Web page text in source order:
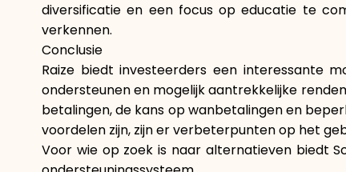
diversificatie en een focus op educatie te
verkennen.
Conclusie
Raize biedt investeerders een interessante
ondersteunen en mogelijk aantrekkelijke
betalingen, de kans op wanbetalingen en
voordelen zijn, zijn er verbeterpunten op het
Voor wie op zoek is naar alternatieven biedt